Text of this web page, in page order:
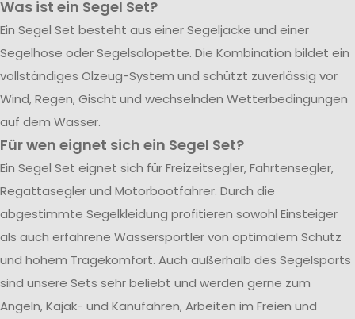
Was ist ein Segel Set?
Ein Segel Set besteht aus einer Segeljacke und einer
Segelhose oder Segelsalopette. Die Kombination bildet ein
vollständiges Ölzeug-System und schützt zuverlässig vor
Wind, Regen, Gischt und wechselnden Wetterbedingungen
auf dem Wasser.
Für wen eignet sich ein Segel Set?
Ein Segel Set eignet sich für Freizeitsegler, Fahrtensegler,
Regattasegler und Motorbootfahrer. Durch die
abgestimmte Segelkleidung profitieren sowohl Einsteiger
als auch erfahrene Wassersportler von optimalem Schutz
und hohem Tragekomfort. Auch außerhalb des Segelsports
sind unsere Sets sehr beliebt und werden gerne zum
Angeln, Kajak- und Kanufahren, Arbeiten im Freien und